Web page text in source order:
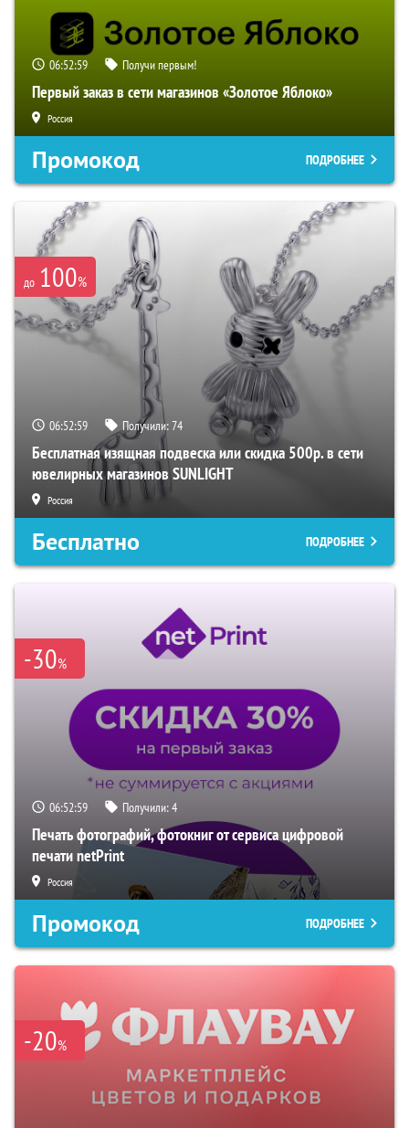
06:52:58 Получи первым!
Первый заказ в сети магазинов «Золотое Яблоко»
Россия
Промокод ПОДРОБНЕЕ
до 100%
06:52:58 Получили:74
Бесплатная изящная подвеска или скидка 500р. в сети
ювелирных магазинов SUNLIGHT
Россия
Бесплатно ПОДРОБНЕЕ
-30%
06:52:58 Получили:4
Печать фотографий, фотокниг от сервиса цифровой
печати netPrint
Россия
Промокод ПОДРОБНЕЕ
-20%